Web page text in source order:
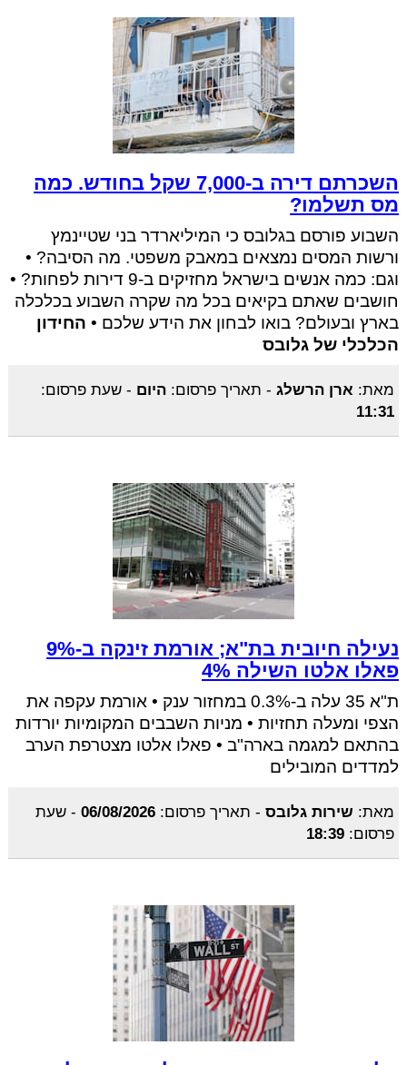
השכרתם דירה ב-7,000 שקל בחודש. כמה
מס תשלמו?
השבוע פורסם בגלובס כי המיליארדר בני שטיינמץ
ורשות המסים נמצאים במאבק משפטי. מה הסיבה? •
וגם: כמה אנשים בישראל מחזיקים ב-9 דירות לפחות? •
חושבים שאתם בקיאים בכל מה שקרה השבוע בכלכלה
בארץ ובעולם? בואו לבחון את הידע שלכם • החידון
הכלכלי של גלובס
מאת: ארן הרשלג- תאריך פרסום: היום - שעת פרסום:
11:31
נעילה חיובית בת"א; אורמת זינקה ב-9%
פאלו אלטו השילה 4%
ת"א 35 עלה ב-0.3% במחזור ענק • אורמת עקפה את
הצפי ומעלה תחזיות • מניות השבבים המקומיות יורדות
בהתאם למגמה בארה"ב • פאלו אלטו מצטרפת הערב
למדדים המובילים
מאת: שירות גלובס- תאריך פרסום: 06/08/2026
- שעת
פרסום: 18:39